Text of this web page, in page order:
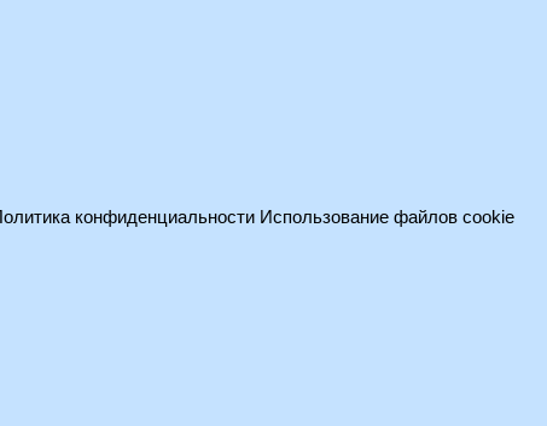
конфиденциальности Использование файлов cookie